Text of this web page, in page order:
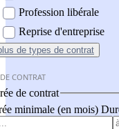
Profession libérale
Reprise d'entreprise
de types de contrat
CONTRAT
de contrat
minimale (en mois)